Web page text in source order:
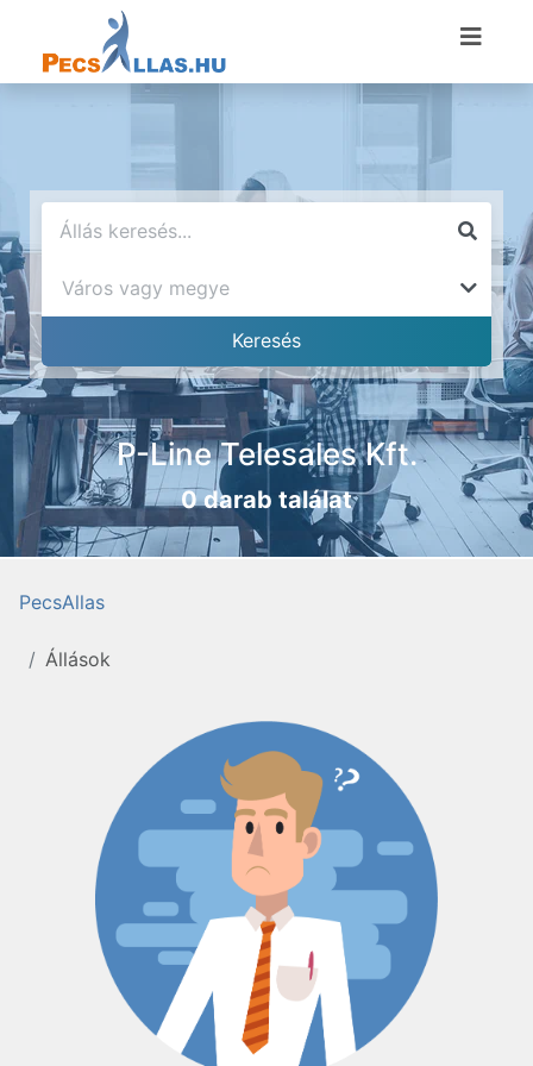
P-Line Telesales Kft.
0 darab találat
PecsAllas
Állások